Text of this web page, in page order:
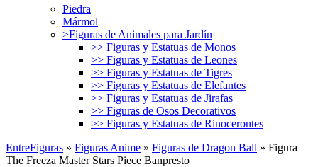
Piedra
Mármol
>Figuras de Animales para Jardín
>> Figuras y Estatuas de Monos
>> Figuras y Estatuas de Leones
>> Figuras y Estatuas de Tigres
>> Figuras y Estatuas de Elefantes
>> Figuras y Estatuas de Jirafas
>> Figuras de Osos Decorativos
>> Figuras y Estatuas de Rinocerontes
EntreFiguras » Figuras Anime » Figuras de Dragon Ball » Figura
The Freeza Master Stars Piece Banpresto